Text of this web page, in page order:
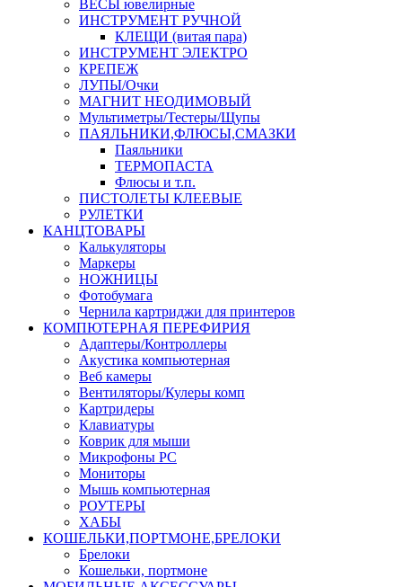
ВЕСЫ ювелирные
ИНСТРУМЕНТ РУЧНОЙ
КЛЕЩИ (витая пара)
ИНСТРУМЕНТ ЭЛЕКТРО
КРЕПЕЖ
ЛУПЫ/Очки
МАГНИТ НЕОДИМОВЫЙ
Мультиметры/Тестеры/Щупы
ПАЯЛЬНИКИ,ФЛЮСЫ,СМАЗКИ
Паяльники
ТЕРМОПАСТА
Флюсы и т.п.
ПИСТОЛЕТЫ КЛЕЕВЫЕ
РУЛЕТКИ
КАНЦТОВАРЫ
Калькуляторы
Маркеры
НОЖНИЦЫ
Фотобумага
Чернила картриджи для принтеров
КОМПЮТЕРНАЯ ПЕРЕФИРИЯ
Адаптеры/Контроллеры
Акустика компьютерная
Веб камеры
Вентиляторы/Кулеры комп
Картридеры
Клавиатуры
Коврик для мыши
Микрофоны PC
Мониторы
Мышь компьютерная
РОУТЕРЫ
ХАБЫ
КОШЕЛЬКИ,ПОРТМОНЕ,БРЕЛОКИ
Брелоки
Кошельки, портмоне